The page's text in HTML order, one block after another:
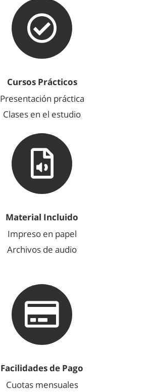
Cursos Prácticos
Presentación práctica
Clases en el estudio
Material Incluido
Impreso en papel
Archivos de audio
Facilidades de Pago
Cuotas mensuales